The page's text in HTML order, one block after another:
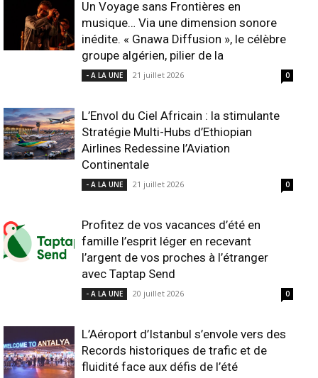
Un Voyage sans Frontières en
musique… Via une dimension sonore
inédite. « Gnawa Diffusion », le célèbre
groupe algérien, pilier de la
- A LA UNE 21 juillet 2026 0
L’Envol du Ciel Africain : la stimulante
Stratégie Multi-Hubs d’Ethiopian
Airlines Redessine l’Aviation
Continentale
- A LA UNE 21 juillet 2026 0
Profitez de vos vacances d’été en
famille l’esprit léger en recevant
l’argent de vos proches à l’étranger
avec Taptap Send
- A LA UNE 20 juillet 2026 0
L’Aéroport d’Istanbul s’envole vers des
Records historiques de trafic et de
fluidité face aux défis de l’été